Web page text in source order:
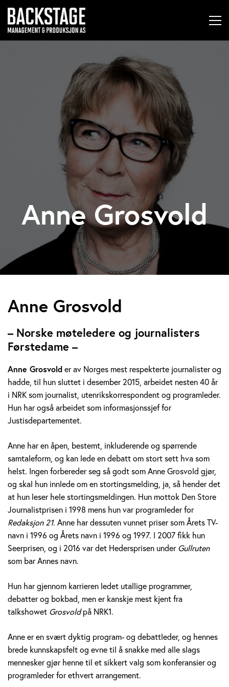
Anne Grosvold
A
n
n
e
G
r
s
v
o
l
d
Anne Grosvold
– Norske møteledere og journalisters
Førstedame –
Anne Grosvolder av Norges mest respekterte journalister og
hadde, til hun sluttet i desember 2015, arbeidet nesten 40 år
i NRK som journalist, utenrikskorrespondent og programleder.
Hun har også arbeidet som informasjonssjef for
Justisdepartementet.
Anne har en åpen, bestemt, inkluderende og spørrende
samtaleform, og kan lede en debatt om stort sett hva som
helst. Ingen forbereder seg så godt som Anne Grosvold gjør,
og skal hun innlede om en stortingsmelding, ja, så hender det
at hun leser hele stortingsmeldingen. Hun mottok Den Store
Journalistprisen i 1998 mens hun var programleder for
Redaksjon 21. Anne har dessuten vunnet priser som Årets TV-
navn i 1996 og Årets navn i 1996 og 1997. I 2007 fikk hun
Seerprisen, og i 2016 var det Hedersprisen underGullruten
som bar Annes navn.
Hun har gjennom karrieren ledet utallige programmer,
debatter og bokbad, men er kanskje mest kjent fra
talkshowet Grosvoldpå NRK1.
Anne er en svært dyktig program- og debattleder, og hennes
brede kunnskapsfelt og evne til å snakke med alle slags
mennesker gjør henne til et sikkert valg som konferansier og
programleder for ethvert arrangement.